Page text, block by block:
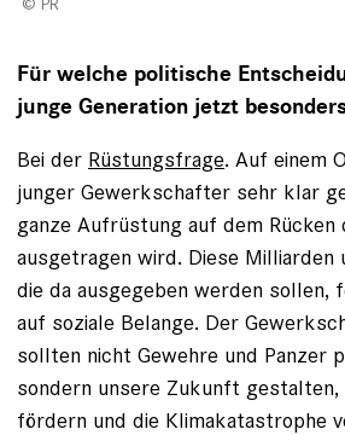
Für welche politische
junge Generation jetzt
Bei der Rüstungsfrage. Auf einem
junger Gewerkschafter sehr klar
ganze Aufrüstung auf dem Rücken
ausgetragen wird. Diese Milliarden
die da ausgegeben werden sollen,
auf soziale Belange. Der
sollten nicht Gewehre und Panzer
sondern unsere Zukunft
fördern und die Klimakatastrophe